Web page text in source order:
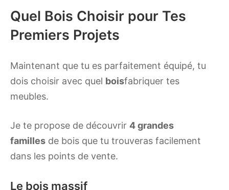
Quel Bois Choisir pour Tes
Premiers Projets
Maintenant que tu es parfaitement équipé, tu
dois choisir avec quel boisfabriquer tes
meubles.
Je te propose de découvrir 4 grandes
familles de bois que tu trouveras facilement
dans les points de vente.
Le bois massif